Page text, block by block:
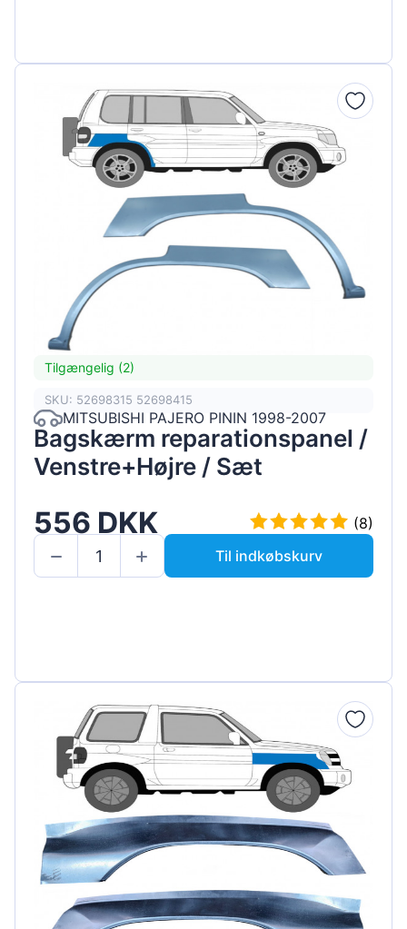
Tilgængelig (2)
SKU: 52698315 52698415
MITSUBISHI PAJERO PININ 1998-2007
Bagskærm reparationspanel /
Venstre+Højre / Sæt
556 DKK
(8)
Til indkøbskurv